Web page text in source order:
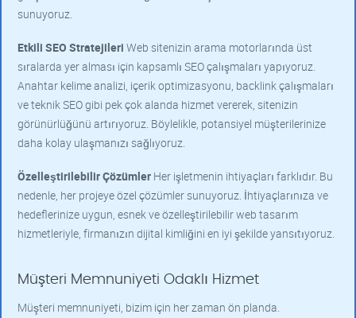
sunuyoruz.
Etkili SEO Stratejileri Web sitenizin arama motorlarında üst
sıralarda yer alması için kapsamlı SEO çalışmaları yapıyoruz.
Anahtar kelime analizi, içerik optimizasyonu, backlink çalışmaları
ve teknik SEO gibi pek çok alanda hizmet vererek, sitenizin
görünürlüğünü artırıyoruz. Böylelikle, potansiyel müşterilerinize
daha kolay ulaşmanızı sağlıyoruz.
Özelleştirilebilir Çözümler Her işletmenin ihtiyaçları farklıdır. Bu
nedenle, her projeye özel çözümler sunuyoruz. İhtiyaçlarınıza ve
hedeflerinize uygun, esnek ve özelleştirilebilir web tasarım
hizmetleriyle, firmanızın dijital kimliğini en iyi şekilde yansıtıyoruz.
Müşteri Memnuniyeti Odaklı Hizmet
Müşteri memnuniyeti, bizim için her zaman ön planda.